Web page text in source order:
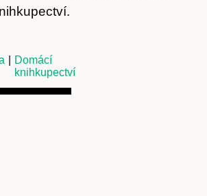
Domácí
knihkupectví